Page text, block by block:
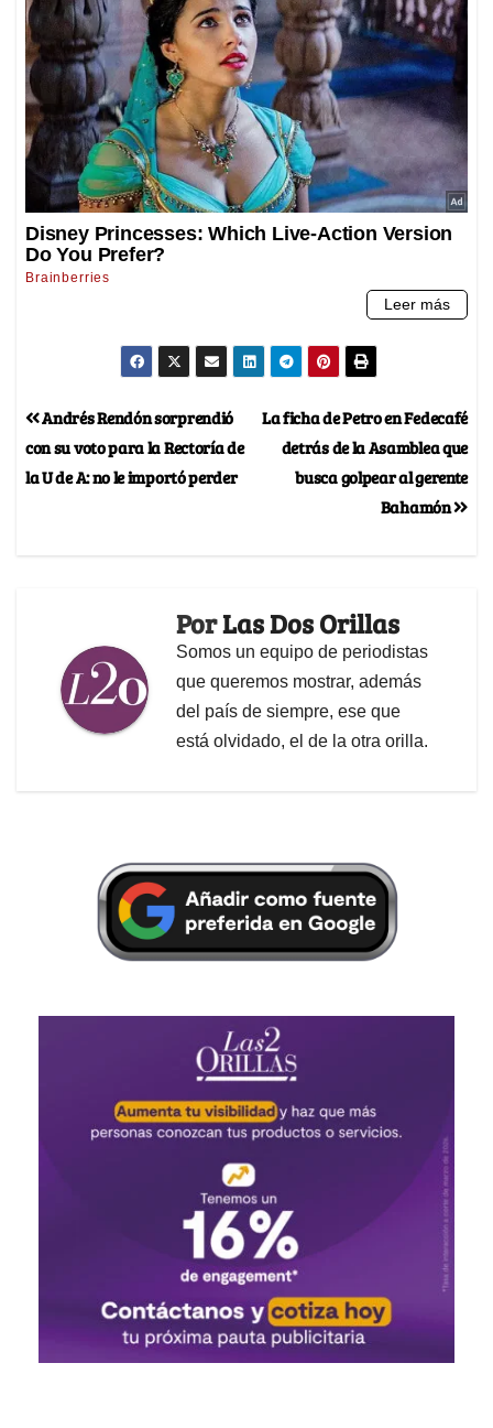
La ficha de Petro en Fedecafé
detrás de la Asamblea que
busca golpear al gerente
Bahamón
Andrés Rendón sorprendió
con su voto para la Rectoría de
la U de A: no le importó perder
PorLas Dos Orillas
Somos un equipo de periodistas
que queremos mostrar, además
del país de siempre, ese que
está olvidado, el de la otra orilla.